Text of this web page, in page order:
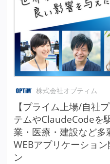
株式会社オプティム
【プライム上場/自社
テムやClaudeCodeを
業・医療・建設など
WEBアプリケーショ
ン